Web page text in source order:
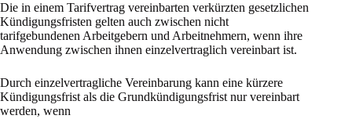
Die in einem Tarifvertrag vereinbarten verkürzten gesetzlichen
Kündigungsfristen gelten auch zwischen nicht
tarifgebundenen Arbeitgebern und Arbeitnehmern, wenn ihre
Anwendung zwischen ihnen einzelvertraglich vereinbart ist.
Durch einzelvertragliche Vereinbarung kann eine kürzere
Kündigungsfrist als die Grundkündigungsfrist nur vereinbart
werden, wenn